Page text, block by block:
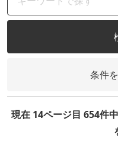
条件
現在 14ページ目 654件